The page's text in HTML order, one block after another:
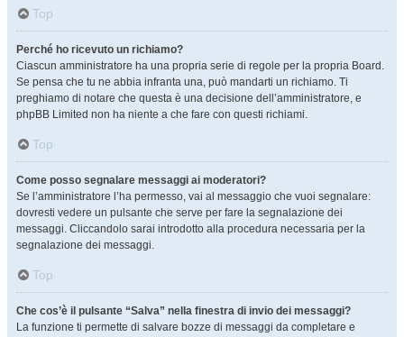
Top
Perché ho ricevuto un richiamo?
Ciascun amministratore ha una propria serie di regole per la propria Board.
Se pensa che tu ne abbia infranta una, può mandarti un richiamo. Ti
preghiamo di notare che questa è una decisione dell’amministratore, e
phpBB Limited non ha niente a che fare con questi richiami.
Top
Come posso segnalare messaggi ai moderatori?
Se l’amministratore l’ha permesso, vai al messaggio che vuoi segnalare:
dovresti vedere un pulsante che serve per fare la segnalazione dei
messaggi. Cliccandolo sarai introdotto alla procedura necessaria per la
segnalazione dei messaggi.
Top
Che cos’è il pulsante “Salva” nella finestra di invio dei messaggi?
La funzione ti permette di salvare bozze di messaggi da completare e